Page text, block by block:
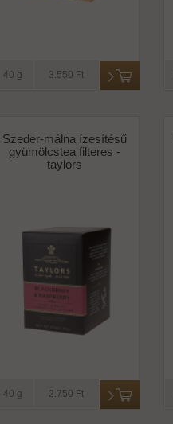
40 g 3.550 Ft
Szeder-málna ízesítésű
gyümölcstea filteres -
taylors
40 g 2.750 Ft